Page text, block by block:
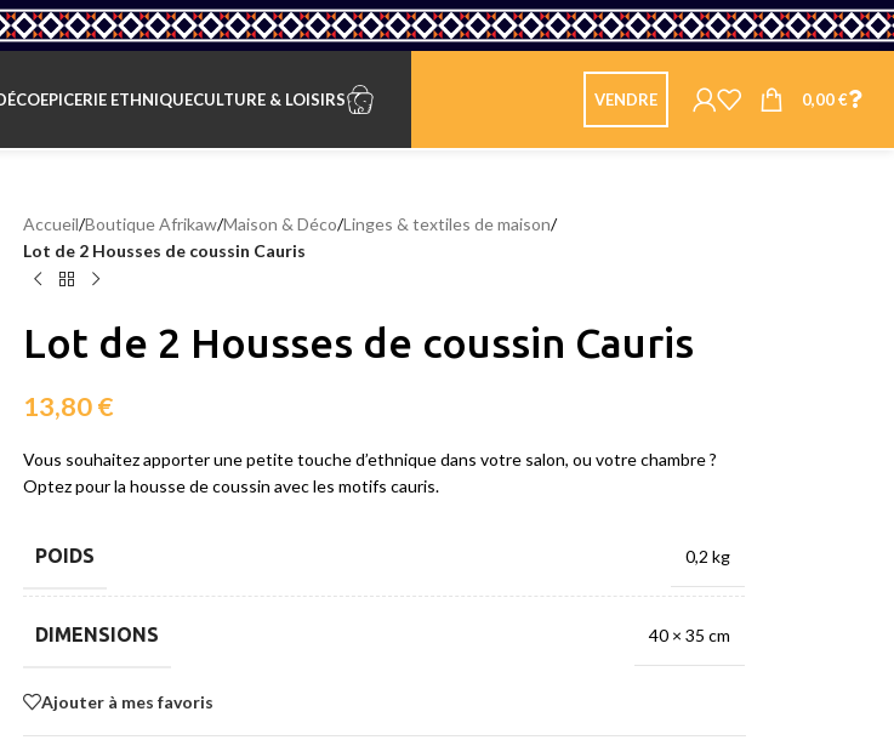
EPICERIE ETHNIQUECULTURE & LOISIRS VENDRE 0,00€
Accueil/Boutique Afrikaw/Maison & Déco/Linges & textiles de maison/
Lot de 2 Housses de coussin Cauris
Lot de 2 Housses de coussin Cauris
13,80€
Vous souhaitez apporter une petite touche d’ethnique dans votre salon, ou votre chambre ?
Optez pour la housse de coussin avec les motifs cauris.
POIDS 0,2 kg
DIMENSIONS 40 × 35 cm
Ajouter à mes favoris